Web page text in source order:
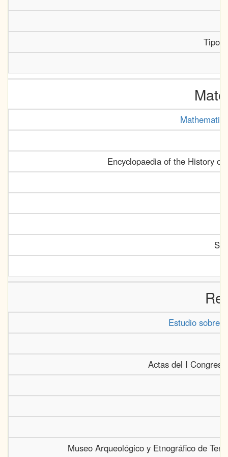
Encyclopaedia of the History
Estudio sobre
Actas del I
Museo Arqueológico y Etnográfico de